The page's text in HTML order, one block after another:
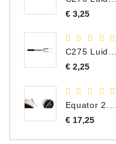
€ 3,25Prijs
C275 Luidspreker kabel 2 x 1,50 mm² (Per Meter)
€ 2,25Prijs
€ 17,25Prijs